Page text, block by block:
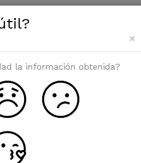
es un módulo de la
×
la información obtenida?